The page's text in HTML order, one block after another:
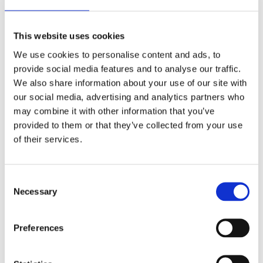
This website uses cookies
We use cookies to personalise content and ads, to
provide social media features and to analyse our traffic.
We also share information about your use of our site with
our social media, advertising and analytics partners who
may combine it with other information that you’ve
provided to them or that they’ve collected from your use
of their services.
Selection
Necessary
Preferences
Sellfinity CRM är byggt för att fungera med de
"Sellfinitys CRM lösning är otroligt
imponerande. Lätt att använda och
perfekt för att skapa snygga offerter som
lätt. Jag rekommenderar alla att ta en titt